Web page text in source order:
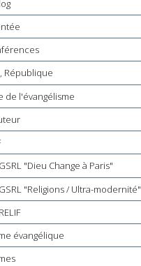
République
de l'évangélisme
"Dieu Change à Paris"
"Religions / Ultra-modernité"
évangélique